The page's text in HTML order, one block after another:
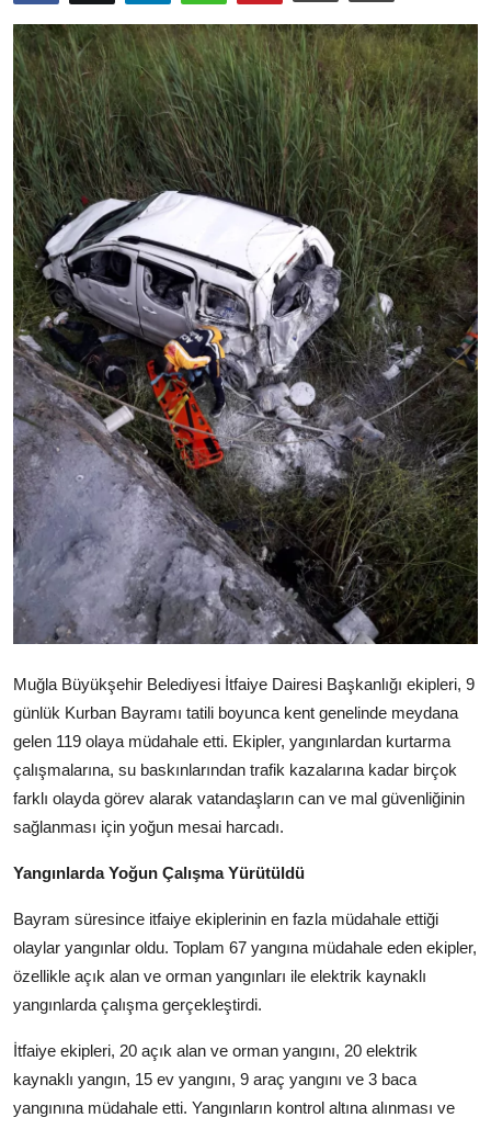
Kütahya
Özel Haber
Teknoloji
Spor
TBMM Haberleri
Belediye
Sağlık
SON DAKİKA
Asayiş
Köşe Yazısı
Dernek
Galeri
Gastronomi
Muğla Büyükşehir Belediyesi İtfaiye Dairesi Başkanlığı ekipleri, 9
günlük Kurban Bayramı tatili boyunca kent genelinde meydana
gelen 119 olaya müdahale etti. Ekipler, yangınlardan kurtarma
çalışmalarına, su baskınlarından trafik kazalarına kadar birçok
farklı olayda görev alarak vatandaşların can ve mal güvenliğinin
sağlanması için yoğun mesai harcadı.
Yangınlarda Yoğun Çalışma Yürütüldü
Bayram süresince itfaiye ekiplerinin en fazla müdahale ettiği
olaylar yangınlar oldu. Toplam 67 yangına müdahale eden ekipler,
özellikle açık alan ve orman yangınları ile elektrik kaynaklı
yangınlarda çalışma gerçekleştirdi.
İtfaiye ekipleri, 20 açık alan ve orman yangını, 20 elektrik
kaynaklı yangın, 15 ev yangını, 9 araç yangını ve 3 baca
yangınına müdahale etti. Yangınların kontrol altına alınması ve